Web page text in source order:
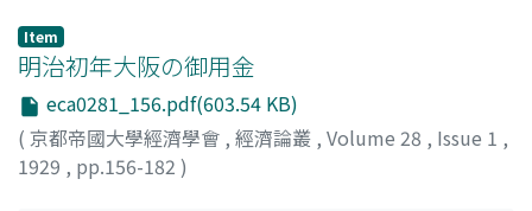
Item
明治初年大阪の御用金
eca0281_156.pdf(603.54 KB)
( 京都帝國大學經濟學會 , 經濟論叢 , Volume 28 , Issue 1 ,
1929 , pp.156-182 )